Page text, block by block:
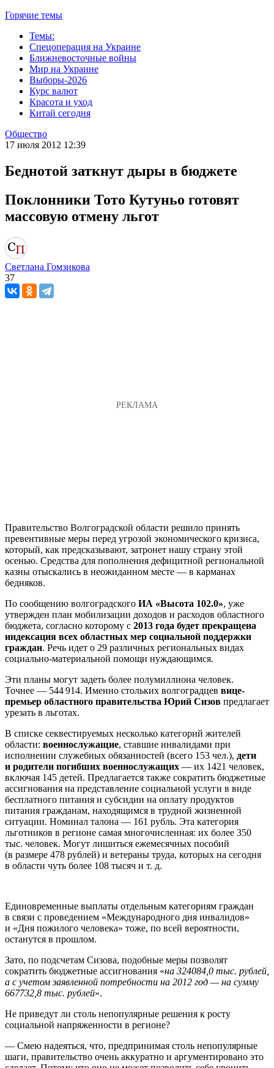
Горячие темы
Темы:
Спецоперация на Украине
Ближневосточные войны
Мир на Украине
Выборы-2026
Курс валют
Красота и уход
Китай сегодня
Общество
17 июля 2012 12:39
Беднотой заткнут дыры в бюджете
Поклонники Тото Кутуньо готовят
массовую отмену льгот
Светлана Гомзикова
37
Правительство Волгоградской области решило принять
превентивные меры перед угрозой экономического кризиса,
который, как предсказывают, затронет нашу страну этой
осенью. Средства для пополнения дефицитной региональной
казны отыскались в неожиданном месте — в карманах
бедняков.
По сообщению волгоградского ИА «Высота 102.0», уже
утвержден план мобилизации доходов и расходов областного
бюджета, согласно которому с 2013 года будет прекращена
индексация всех областных мер социальной поддержки
граждан. Речь идет о 29 различных региональных видах
социально-материальной помощи нуждающимся.
Эти планы могут задеть более полумиллиона человек.
Точнее — 544 914. Именно стольких волгоградцев вице-
премьер областного правительства Юрий Сизов предлагает
урезать в льготах.
В списке секвестируемых несколько категорий жителей
области: военнослужащие, ставшие инвалидами при
исполнении служебных обязанностей (всего 153 чел.), дети
и родители погибших военнослужащих — их 1421 человек,
включая 145 детей. Предлагается также сократить бюджетные
ассигнования на представление социальной услуги в виде
бесплатного питания и субсидии на оплату продуктов
питания гражданам, находящимся в трудной жизненной
ситуации. Номинал талона — 161 рубль. Эта категория
льготников в регионе самая многочисленная: их более 350
тыс. человек. Могут лишиться ежемесячных пособий
(в размере 478 рублей) и ветераны труда, которых на сегодня
в области чуть более 108 тысяч и т. д.
Единовременные выплаты отдельным категориям граждан
в связи с проведением «Международного дня инвалидов»
и «Дня пожилого человека» тоже, по всей вероятности,
останутся в прошлом.
Зато, по подсчетам Сизова, подобные меры позволят
сократить бюджетные ассигнования «на 324084,0 тыс. рублей,
а с учетом заявленной потребности на 2012 год — на сумму
667732,8 тыс. рублей».
Не приведут ли столь непопулярные решения к росту
социальной напряженности в регионе?
— Смею надеяться, что, предпринимая столь непопулярные
шаги, правительство очень аккуратно и аргументировано это